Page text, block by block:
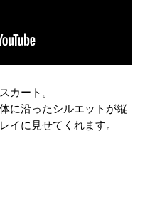
カート。
に沿ったシルエットが縦
イに見せてくれます。